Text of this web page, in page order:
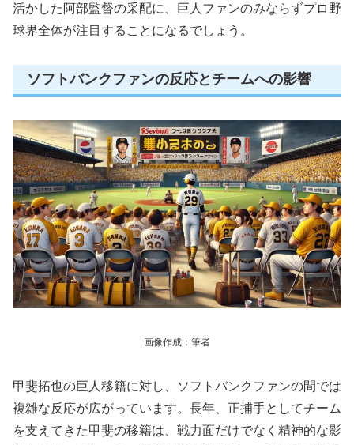
活かした阿部監督の采配に、巨人ファンのみならずプロ野
球界全体が注目することになるでしょう。
ソフトバンクファンの反応とチームへの影響
画像作成：筆者
甲斐拓也の巨人移籍に対し、ソフトバンクファンの間では
複雑な反応が広がっています。長年、正捕手としてチーム
を支えてきた甲斐の移籍は、戦力面だけでなく精神的な影